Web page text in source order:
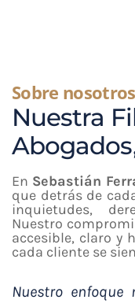
Sobre nosotros
Nuestra
En Sebastián
que detrás de
inquietudes,
Nuestro
accesible, claro y
cada cliente se
Nuestro enfoque